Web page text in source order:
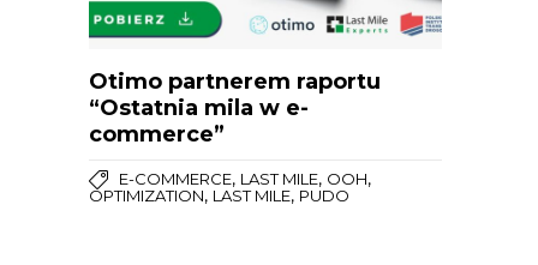
Otimo partnerem raportu
“Ostatnia mila w e-
commerce”
E-COMMERCE, LAST MILE, OOH,
OPTIMIZATION, LAST MILE, PUDO